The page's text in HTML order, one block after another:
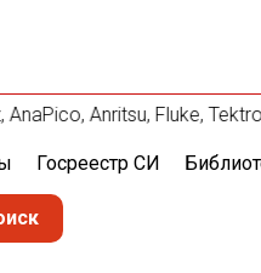
Anritsu, Fluke,
Госреестр СИ